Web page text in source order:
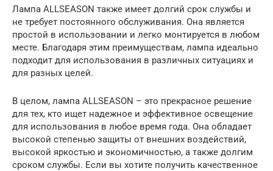
Лампа ALLSEASON также имеет долгий срок службы и
не требует постоянного обслуживания. Она является
простой в использовании и легко монтируется в любом
месте. Благодаря этим преимуществам, лампа идеально
подходит для использования в различных ситуациях и
для разных целей.
В целом, лампа ALLSEASON – это прекрасное решение
для тех, кто ищет надежное и эффективное освещение
для использования в любое время года. Она обладает
высокой степенью защиты от внешних воздействий,
высокой яркостью и экономичностью, а также долгим
сроком службы. Если вы хотите получить качественное